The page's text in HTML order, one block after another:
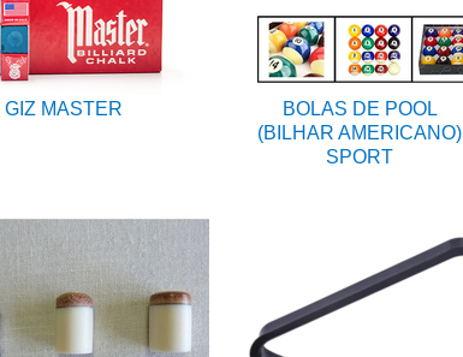
GIZ MASTER
BOLAS DE POOL
(BILHAR AMERICANO)
SPORT